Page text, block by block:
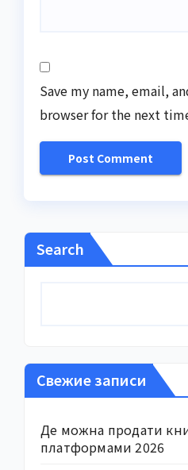
Save my name, email,
browser for the next
Search
Свежие записи
Де можна продати
платформами 2026